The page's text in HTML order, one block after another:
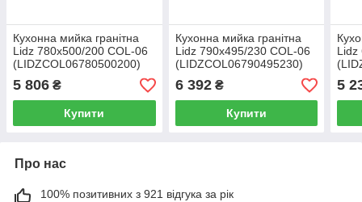
Кухонна мийка гранітна
Lidz 780x500/200 COL-06
(LIDZCOL06780500200)
5 806 ₴
Купити
Кухонна мийка гранітна
Lidz 790x495/230 COL-06
(LIDZCOL06790495230)
6 392₴
Купити
Lidz
5
Про нас
100% позитивних з 921 відгука за рік